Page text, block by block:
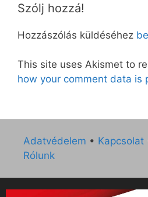
Szólj hozzá!
Hozzászólás küldéséhez
This site uses Akismet to
how your comment data is
Adatvédelem • Kapcsolat
Rólunk